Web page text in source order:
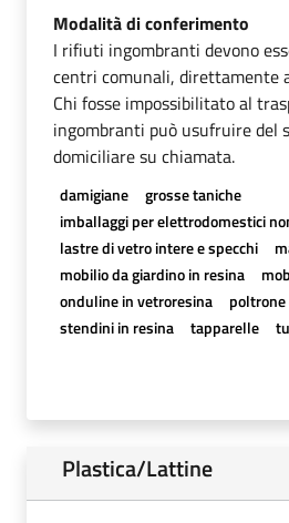
Modalità di conferimento
I rifiuti ingombranti devono
centri comunali, direttamente
Chi fosse impossibilitato al
ingombranti può usufruire del
domiciliare su chiamata.
damigiane
grosse taniche
imballaggi per elettrodomestici
lastre di vetro intere e specchi
mobilio da giardino in resina
onduline in vetroresina
stendini in resina
tapparelle
Plastica/Lattine